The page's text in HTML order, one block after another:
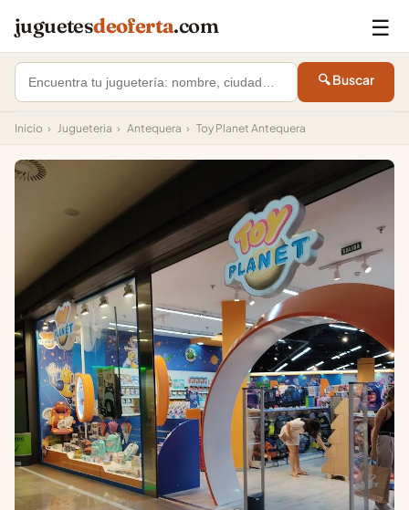
juguetesdeoferta.com ☰
🔍 Buscar
Inicio › Jugueteria › Antequera › Toy Planet Antequera